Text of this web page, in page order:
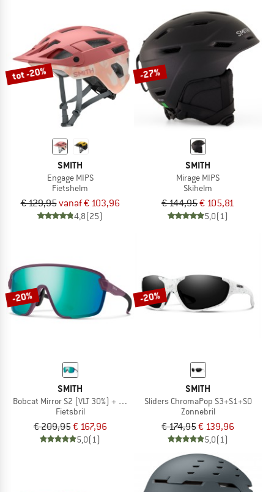
tot -20%
SMITH
Engage MIPS
Fietshelm
€ 129,95vanaf € 103,96
4,8(25)
-27%
SMITH
Mirage MIPS
Skihelm
€ 144,95€ 105,81
5,0(1)
-20%
SMITH
Bobcat Mirror S2 (VLT 30%) + S0 (VLT 89%)
Fietsbril
€ 209,95€ 167,96
5,0(1)
-20%
SMITH
Sliders ChromaPop S3+S1+S0
Zonnebril
€ 174,95€ 139,96
5,0(1)